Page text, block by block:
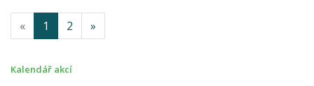
« 1 2 »
Kalendář akcí